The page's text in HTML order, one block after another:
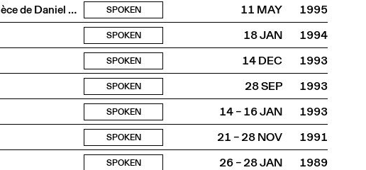
Conversation puis lecture de “Les Pandores”, pièce de Daniel de Roulet SPOKEN 11 MAY
1995
SPOKEN 18 JAN
1994
SPOKEN 14 DEC
1993
SPOKEN 28 SEP
1993
SPOKEN 14 – 16 JAN
1993
SPOKEN 21 – 28 NOV
1991
SPOKEN 26 – 28 JAN 1989